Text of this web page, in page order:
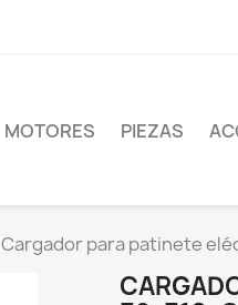
MOTORES PIEZAS
Cargador para patinete